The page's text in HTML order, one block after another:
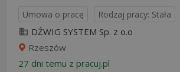
Umowa o pracę Rodzaj pracy: Stała
DŹWIG SYSTEM Sp. z o.o
Rzeszów
27 dni temu z pracuj.pl